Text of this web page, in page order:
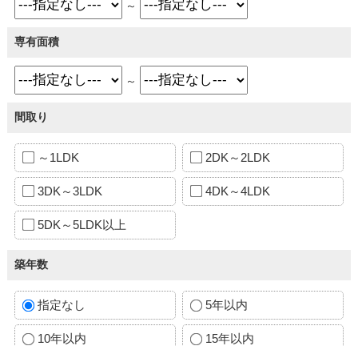
～
専有面積
～
間取り
～1LDK 2DK～2LDK
3DK～3LDK 4DK～4LDK
5DK～5LDK以上
築年数
指定なし 5年以内
10年以内 15年以内